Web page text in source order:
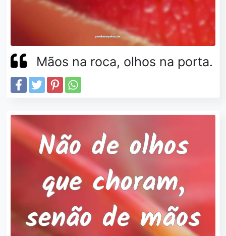
Mãos na roca, olhos na porta.